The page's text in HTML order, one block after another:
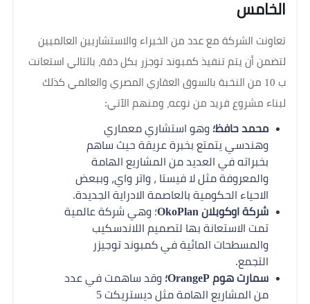
الخامس
تعاونت الشركة مع عدد من الخبراء والاستشاريين العالميين
لتضمن أن يتم تنفيذ كمبوند توجزر بكل دقة، بالتالي استعانت
ب 10 من النخبة بالسوق العقاري المصري والعالمي كذلك
لبناء مشروع فريد من نوعه، ومنهم الآتي:
محمد حافظ؛ وهو استشاري معماري
وهندسي يتمتع بخبرة عريقة حيث ساهم
بخبراته في العديد من المشاريع الهامة
والمعروفة مثل لا فيستا ، واتر واي، وببعض
الاحياء الحكومية بالعاصمة الادراية الجديدة.
شركة اوكوبلان OkoPlan
؛ وهي شركة عالمية
تمت الاستعانة بها لتصميم اللاندسكيب
والمسطحات المائية في كمبوند توجيزر
التجمع.
سمارت هوم OrangeP؛
وقد ساهمت في عدد
من المشاريع الهامة مثل ديستريكت 5